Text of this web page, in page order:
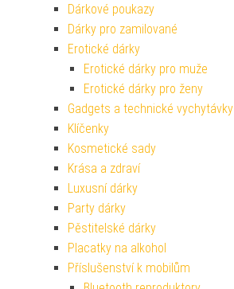
Dárkové poukazy
Dárky pro zamilované
Erotické dárky
Erotické dárky pro muže
Erotické dárky pro ženy
Gadgets a technické vychytávky
Klíčenky
Kosmetické sady
Krása a zdraví
Luxusní dárky
Party dárky
Pěstitelské dárky
Placatky na alkohol
Příslušenství k mobilům